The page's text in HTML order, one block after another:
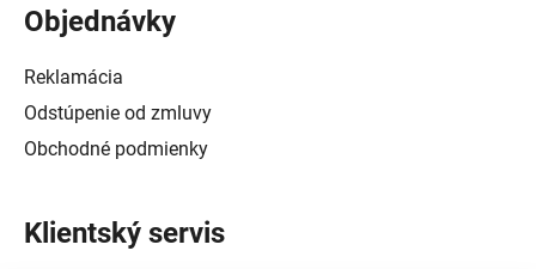
Objednávky
Reklamácia
Odstúpenie od zmluvy
Obchodné podmienky
Klientský servis